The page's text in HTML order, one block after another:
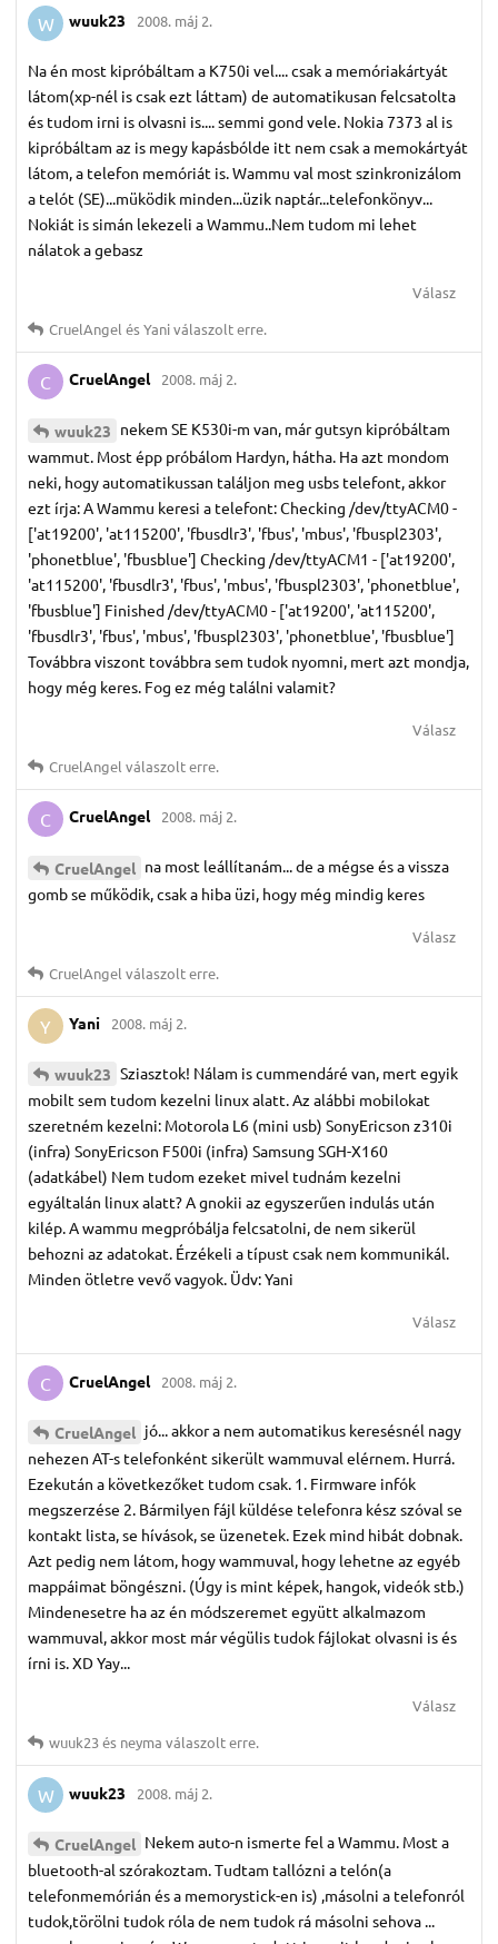
W wuuk23 2008. máj 2.
Na én most kipróbáltam a K750i vel.... csak a memóriakártyát
látom(xp-nél is csak ezt láttam) de automatikusan felcsatolta
és tudom irni is olvasni is.... semmi gond vele. Nokia 7373 al is
kipróbáltam az is megy kapásbólde itt nem csak a memokártyát
látom, a telefon memóriát is. Wammu val most szinkronizálom
a telót (SE)...müködik minden...üzik naptár...telefonkönyv...
Nokiát is simán lekezeli a Wammu..Nem tudom mi lehet
nálatok a gebasz
Válasz
CruelAngel ésYaniválaszolt erre.
C CruelAngel 2008. máj 2.
wuuk23 nekem SE K530i-m van, már gutsyn kipróbáltam
wammut. Most épp próbálom Hardyn, hátha. Ha azt mondom
neki, hogy automatikussan találjon meg usbs telefont, akkor
ezt írja: A Wammu keresi a telefont: Checking /dev/ttyACM0 -
['at19200', 'at115200', 'fbusdlr3', 'fbus', 'mbus', 'fbuspl2303',
'phonetblue', 'fbusblue'] Checking /dev/ttyACM1 - ['at19200',
'at115200', 'fbusdlr3', 'fbus', 'mbus', 'fbuspl2303', 'phonetblue',
'fbusblue'] Finished /dev/ttyACM0 - ['at19200', 'at115200',
'fbusdlr3', 'fbus', 'mbus', 'fbuspl2303', 'phonetblue', 'fbusblue']
Továbbra viszont továbbra sem tudok nyomni, mert azt mondja,
hogy még keres. Fog ez még találni valamit?
Válasz
CruelAngel válaszolt erre.
C CruelAngel 2008. máj 2.
CruelAngel na most leállítanám... de a mégse és a vissza
gomb se működik, csak a hiba üzi, hogy még mindig keres
Válasz
CruelAngel válaszolt erre.
Y Yani 2008. máj 2.
wuuk23 Sziasztok! Nálam is cummendáré van, mert egyik
mobilt sem tudom kezelni linux alatt. Az alábbi mobilokat
szeretném kezelni: Motorola L6 (mini usb) SonyEricson z310i
(infra) SonyEricson F500i (infra) Samsung SGH-X160
(adatkábel) Nem tudom ezeket mivel tudnám kezelni
egyáltalán linux alatt? A gnokii az egyszerűen indulás után
kilép. A wammu megpróbálja felcsatolni, de nem sikerül
behozni az adatokat. Érzékeli a típust csak nem kommunikál.
Minden ötletre vevő vagyok. Üdv: Yani
Válasz
C CruelAngel 2008. máj 2.
CruelAngel jó... akkor a nem automatikus keresésnél nagy
nehezen AT-s telefonként sikerült wammuval elérnem. Hurrá.
Ezekután a következőket tudom csak. 1. Firmware infók
megszerzése 2. Bármilyen fájl küldése telefonra kész szóval se
kontakt lista, se hívások, se üzenetek. Ezek mind hibát dobnak.
Azt pedig nem látom, hogy wammuval, hogy lehetne az egyéb
mappáimat böngészni. (Úgy is mint képek, hangok, videók stb.)
Mindenesetre ha az én módszeremet együtt alkalmazom
wammuval, akkor most már végülis tudok fájlokat olvasni is és
írni is. XD Yay...
Válasz
wuuk23és neyma válaszolt erre.
W wuuk23 2008. máj 2.
CruelAngel Nekem auto-n ismerte fel a Wammu. Most a
bluetooth-al szórakoztam. Tudtam tallózni a telón(a
telefonmemórián és a memorystick-en is) ,másolni a telefonról
tudok,törölni tudok róla de nem tudok rá másolni sehova ...